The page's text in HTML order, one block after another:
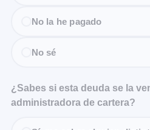
No la he pagado
No sé
¿Sabes si esta deuda se la
administradora de cartera?